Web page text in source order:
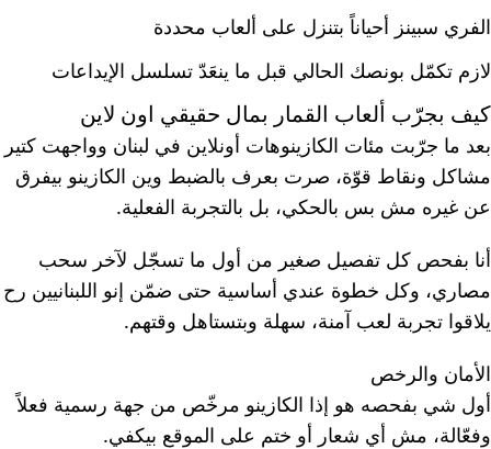
الفري سبينز أحياناً بتنزل على ألعاب محددة
لازم تكمّل بونصك الحالي قبل ما ينعَدّ تسلسل الإيداعات
كيف بجرّب ألعاب القمار بمال حقيقي اون لاين
بعد ما جرّبت مئات الكازينوهات أونلاين في لبنان وواجهت كتير
مشاكل ونقاط قوّة، صرت بعرف بالضبط وين الكازينو بيفرق
عن غيره مش بس بالحكي، بل بالتجربة الفعلية.
أنا بفحص كل تفصيل صغير من أول ما تسجّل لآخر سحب
مصاري، وكل خطوة عندي أساسية حتى ضمّن إنو اللبنانيين رح
يلاقوا تجربة لعب آمنة، سهلة وبتستاهل وقتهم.
الأمان والرخص
أول شي بفحصه هو إذا الكازينو مرخّص من جهة رسمية فعلاً
وفعّالة، مش أي شعار أو ختم على الموقع بيكفي.